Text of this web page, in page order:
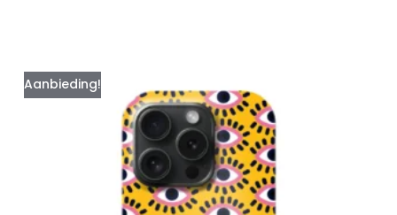
Aanbieding!